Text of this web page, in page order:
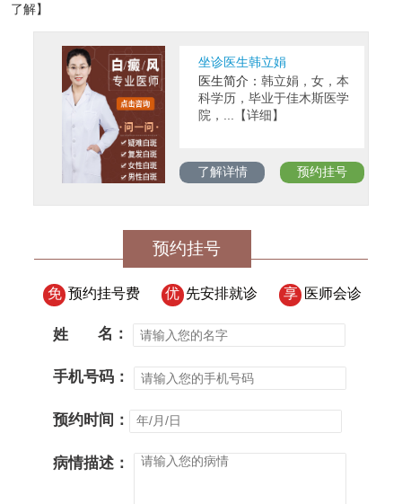
了解】
坐诊医生韩立娟
医生简介：韩立娟，女，本
科学历，毕业于佳木斯医学
院，...【详细】
了解详情 预约挂号
预约挂号
免 预约挂号费 优 先安排就诊 享 医师会诊
姓 名：
手机号码：
预约时间：
病情描述：